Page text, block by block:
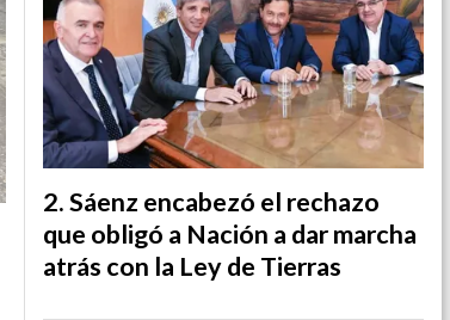
Sáenz encabezó el rechazo
que obligó a Nación a dar marcha
atrás con la Ley de Tierras